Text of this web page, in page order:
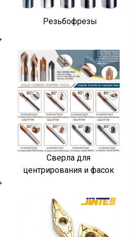
Резьбофрезы
Сверла для
центрирования и фасок